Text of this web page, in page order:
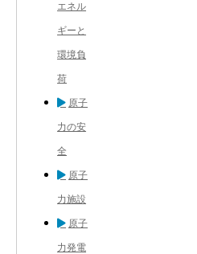
エネル
ギーと
環境負
荷
原子
力の安
全
原子
力施設
原子
力発電